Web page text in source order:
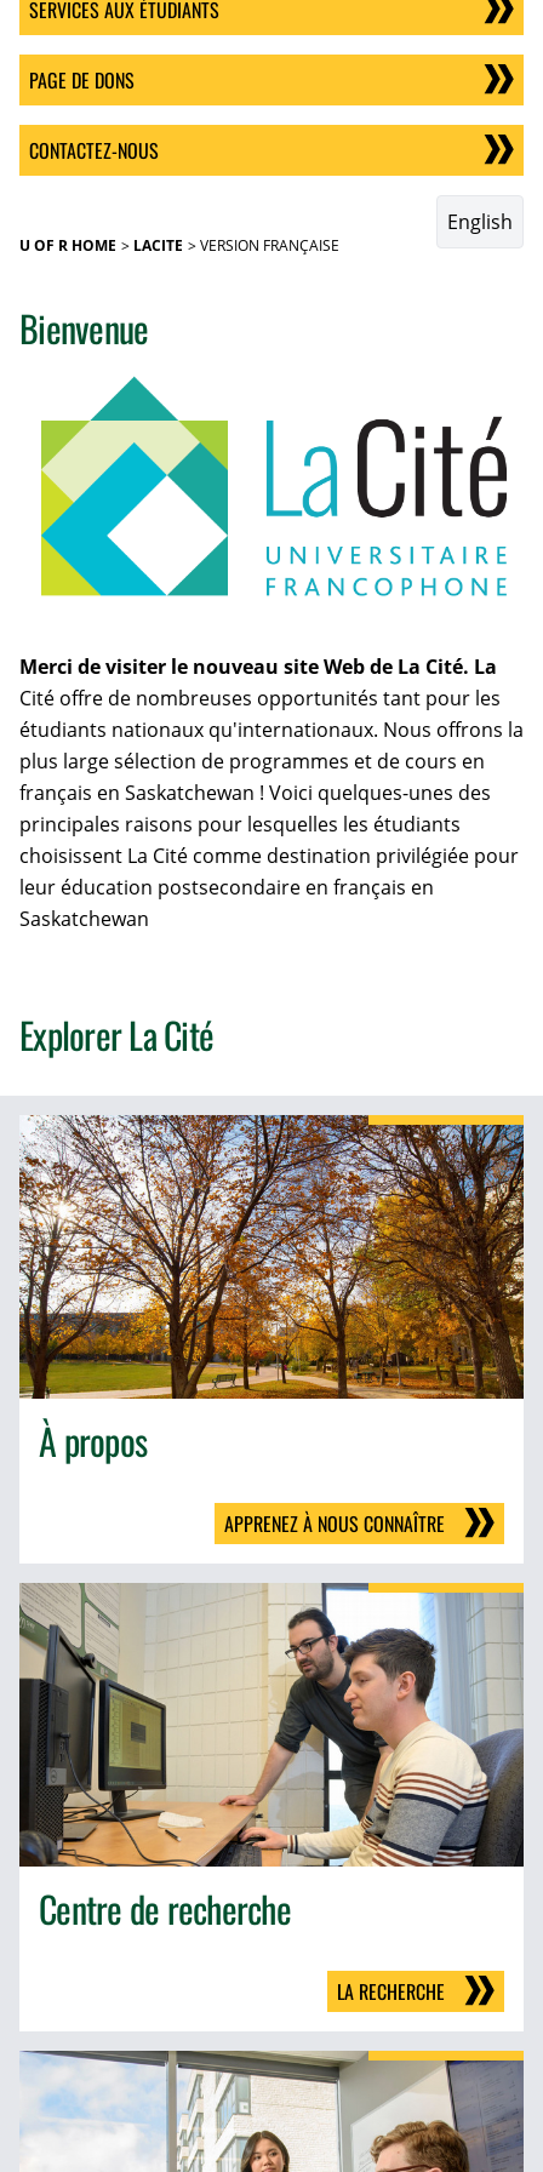
SERVICES AUX ÉTUDIANTS
PAGE DE DONS
CONTACTEZ-NOUS
English
U OF R HOME LACITE VERSION FRANÇAISE
Bienvenue
Merci de visiter le nouveau site Web de La Cité. La
Cité offre de nombreuses opportunités tant pour les
étudiants nationaux qu'internationaux. Nous offrons la
plus large sélection de programmes et de cours en
français en Saskatchewan ! Voici quelques-unes des
principales raisons pour lesquelles les étudiants
choisissent La Cité comme destination privilégiée pour
leur éducation postsecondaire en français en
Saskatchewan
Explorer La Cité
À propos
APPRENEZ À NOUS CONNAÎTRE
Centre de recherche
LA RECHERCHE